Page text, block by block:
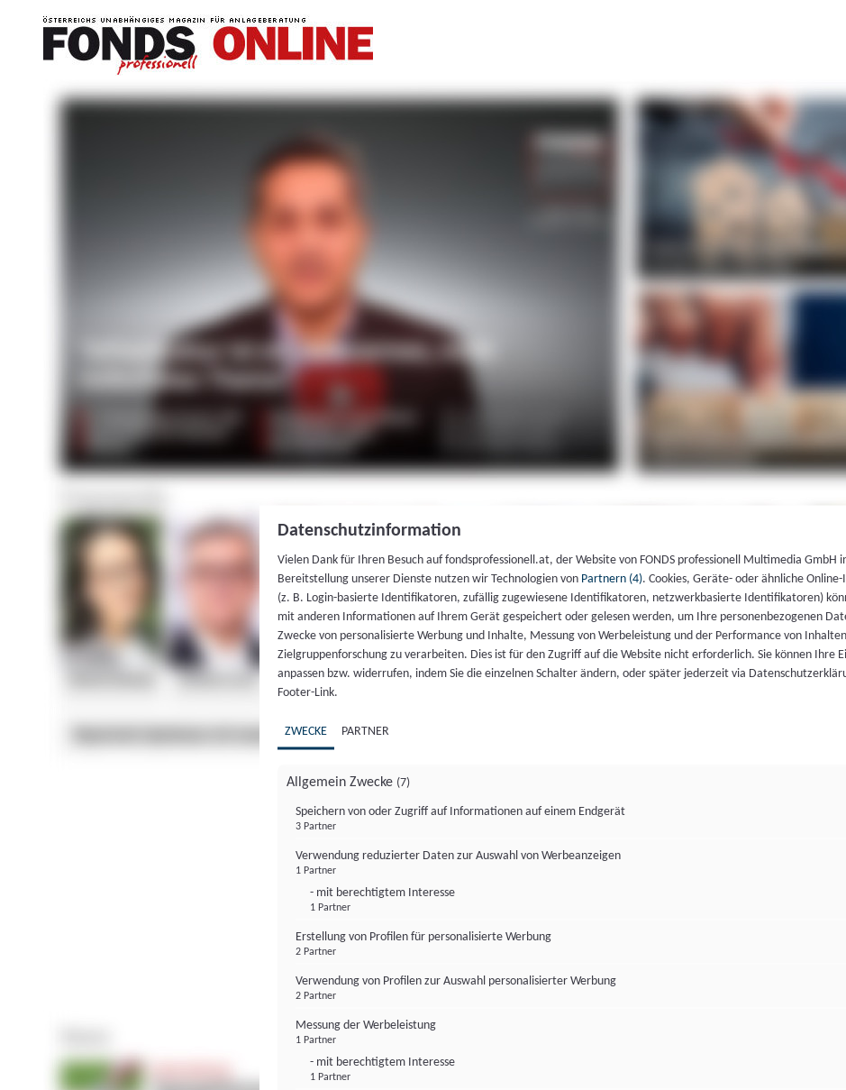
Datenschutzinformation
Vielen Dank für Ihren Besuch auf fondsprofessionell.at, der Website von FONDS professionell Multimedia GmbH
Bereitstellung unserer Dienste nutzen wir Technologien von Partnern (4). Cookies, Geräte- oder ähnliche
(z. B. Login-basierte Identifikatoren, zufällig zugewiesene Identifikatoren, netzwerkbasierte Identifikatoren)
mit anderen Informationen auf Ihrem Gerät gespeichert oder gelesen werden, um Ihre personenbezogenen
Zwecke von personalisierte Werbung und Inhalte, Messung von Werbeleistung und der Performance von
Zielgruppenforschung zu verarbeiten. Dies ist für den Zugriff auf die Website nicht erforderlich. Sie können Ihre
anpassen bzw. widerrufen, indem Sie die einzelnen Schalter ändern, oder später jederzeit via
Footer-Link.
ZWECKE PARTNER
Allgemein Zwecke (7)
Speichern von oder Zugriff auf Informationen auf einem Endgerät
3 Partner
Verwendung reduzierter Daten zur Auswahl von Werbeanzeigen
1 Partner
- mit berechtigtem Interesse
1 Partner
Erstellung von Profilen für personalisierte Werbung
2 Partner
Verwendung von Profilen zur Auswahl personalisierter Werbung
2 Partner
Messung der Werbeleistung
1 Partner
- mit berechtigtem Interesse
1 Partner